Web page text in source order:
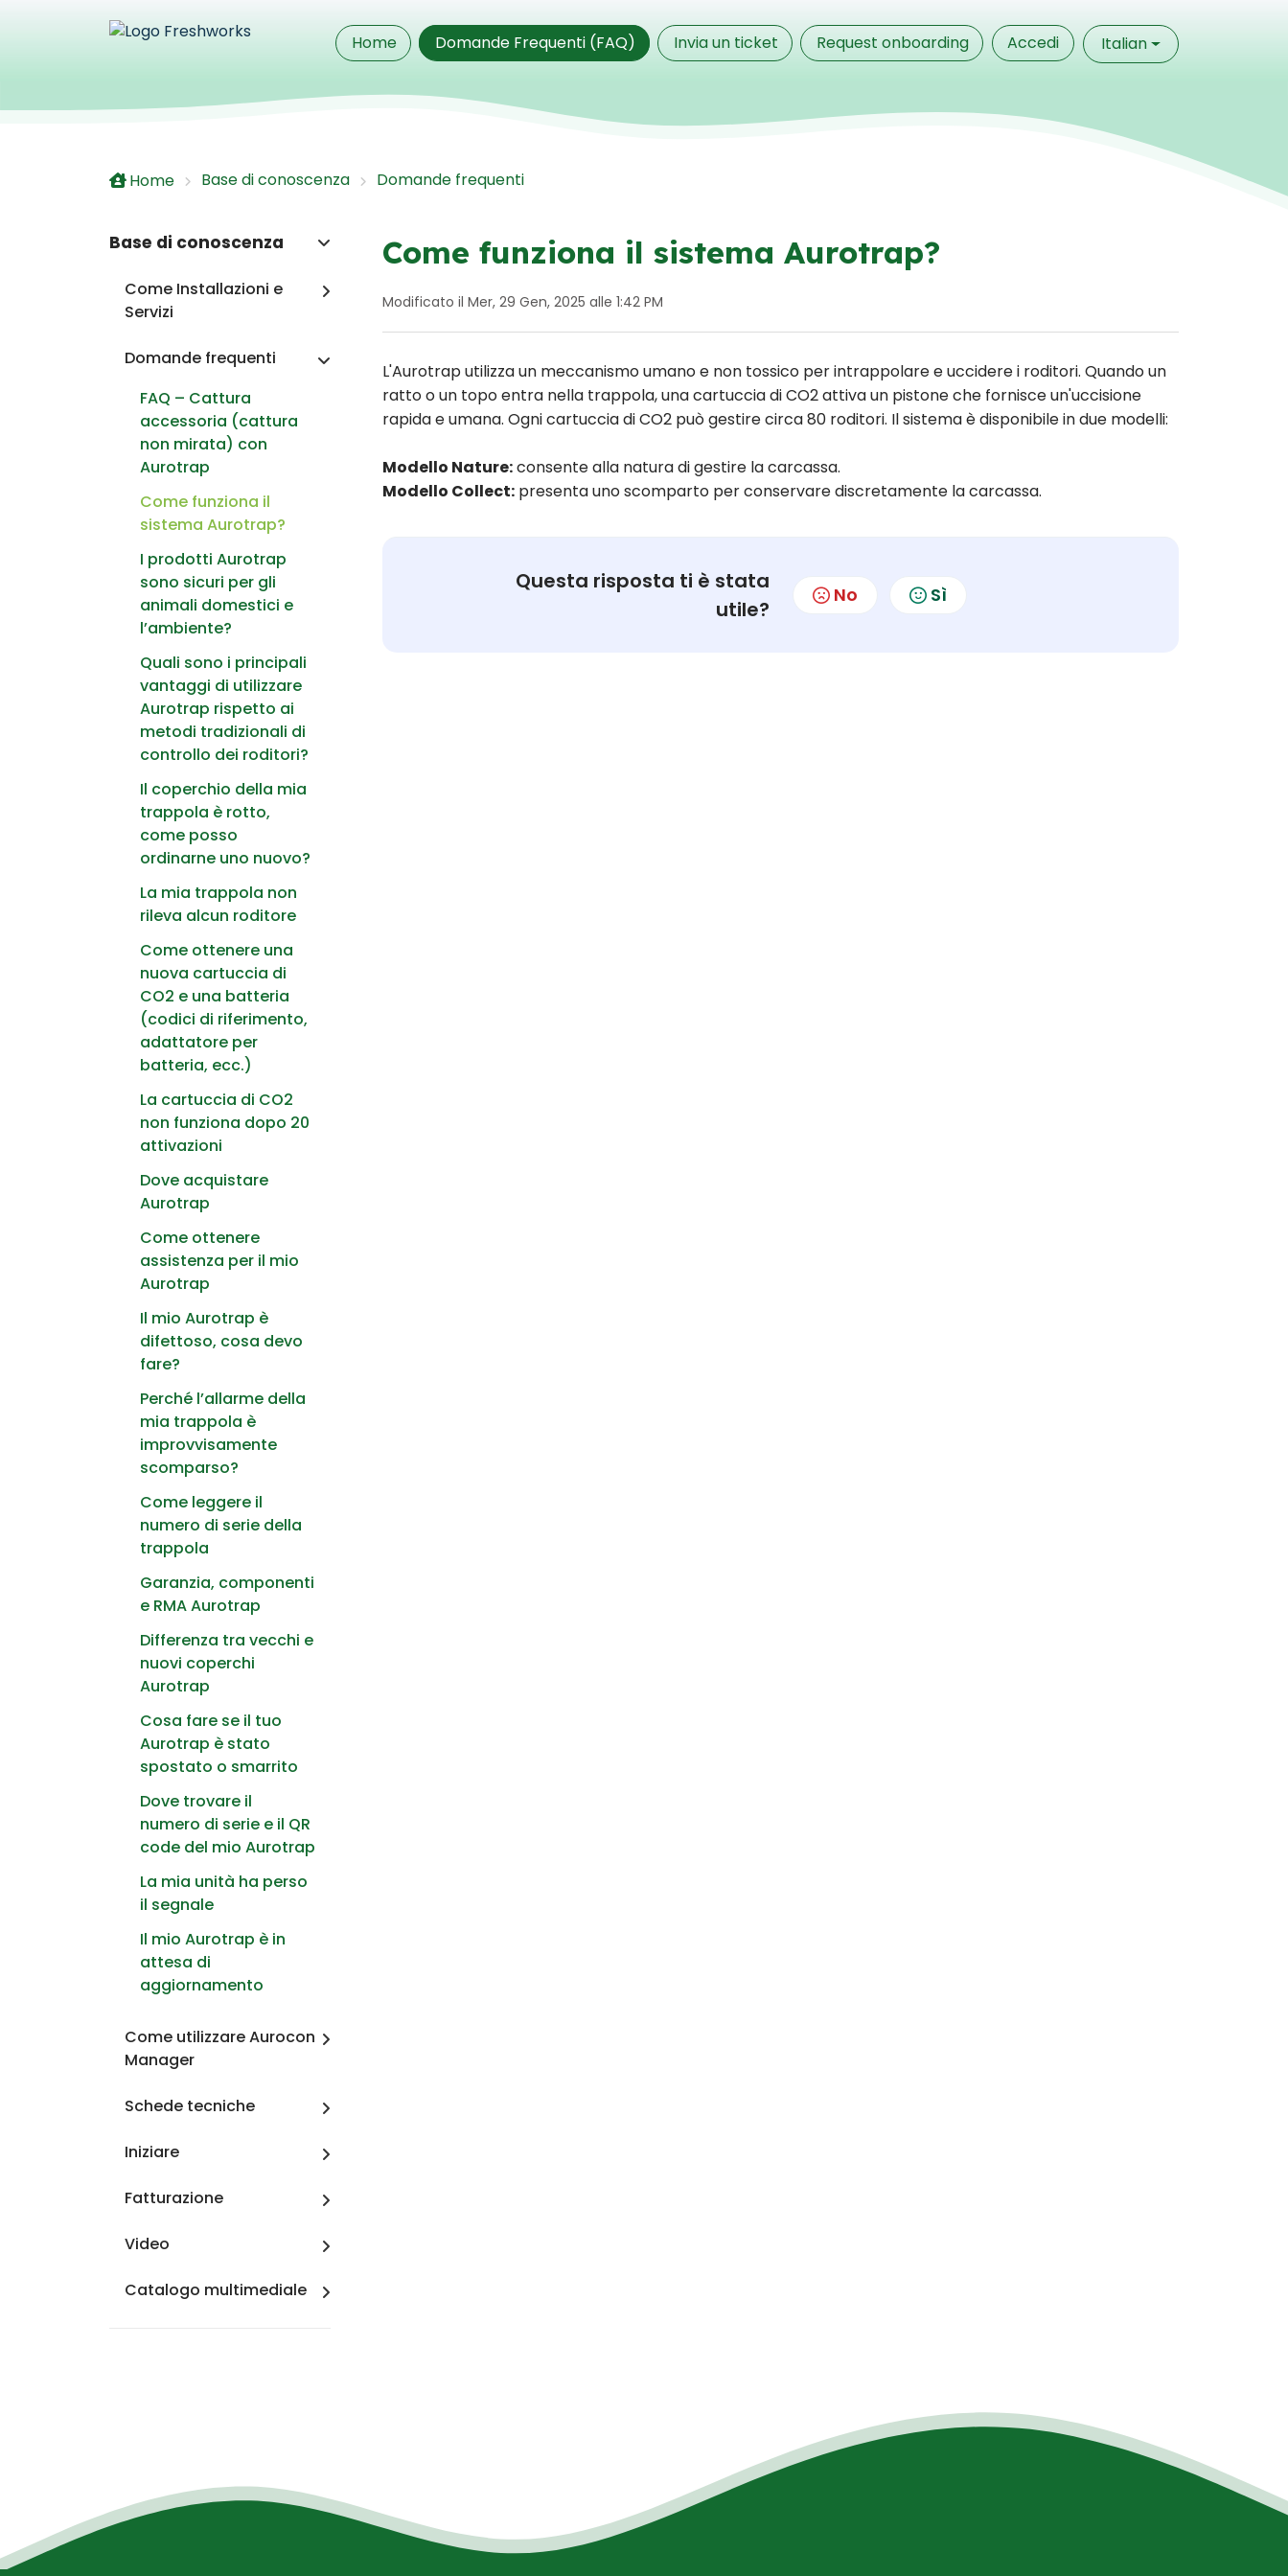
Home
Domande Frequenti (FAQ) Invia un ticket Request onboarding Accedi Italian
Home Base di conoscenza Domande frequenti
Base di conoscenza
Come Installazioni e
Servizi
Domande frequenti
FAQ – Cattura
accessoria (cattura
non mirata) con
Aurotrap
Come funziona il
sistema Aurotrap?
I prodotti Aurotrap
sono sicuri per gli
animali domestici e
l’ambiente?
Quali sono i principali
vantaggi di utilizzare
Aurotrap rispetto ai
metodi tradizionali di
controllo dei roditori?
Il coperchio della mia
trappola è rotto,
come posso
ordinarne uno nuovo?
La mia trappola non
rileva alcun roditore
Come ottenere una
nuova cartuccia di
CO2 e una batteria
(codici di riferimento,
adattatore per
batteria, ecc.)
La cartuccia di CO2
non funziona dopo 20
attivazioni
Dove acquistare
Aurotrap
Come ottenere
assistenza per il mio
Aurotrap
Il mio Aurotrap è
difettoso, cosa devo
fare?
Perché l’allarme della
mia trappola è
improvvisamente
scomparso?
Come leggere il
numero di serie della
trappola
Garanzia, componenti
e RMA Aurotrap
Differenza tra vecchi e
nuovi coperchi
Aurotrap
Cosa fare se il tuo
Aurotrap è stato
spostato o smarrito
Dove trovare il
numero di serie e il QR
code del mio Aurotrap
La mia unità ha perso
il segnale
Il mio Aurotrap è in
attesa di
aggiornamento
Come utilizzare Aurocon
Manager
Schede tecniche
Iniziare
Fatturazione
Video
Catalogo multimediale
Come funziona il sistema Aurotrap?
Modificato il Mer, 29 Gen, 2025 alle 1:42 PM
L'Aurotrap utilizza un meccanismo umano e non tossico per intrappolare e uccidere i roditori. Quando un
ratto o un topo entra nella trappola, una cartuccia di CO2 attiva un pistone che fornisce un'uccisione
rapida e umana. Ogni cartuccia di CO2 può gestire circa 80 roditori. Il sistema è disponibile in due modelli:
Modello Nature:consente alla natura di gestire la carcassa.
Modello Collect: presenta uno scomparto per conservare discretamente la carcassa.
Questa risposta ti è stata
utile?
No Sì